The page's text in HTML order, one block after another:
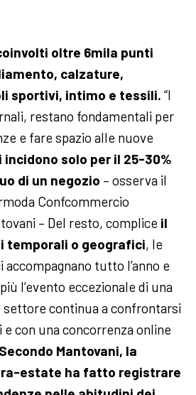
oltre 6mila punti
calzature,
sportivi, intimo e tessili. “I
restano fondamentali per
e fare spazio alle nuove
incidono solo per il 25-30%
di un negozio – osserva il
Confcommercio
– Del resto, complice il
temporali o geografici, le
tutto l’anno e
l’evento eccezionale di una
continua a confrontarsi
con una concorrenza online
Secondo Mantovani, la
estate ha fatto registrare